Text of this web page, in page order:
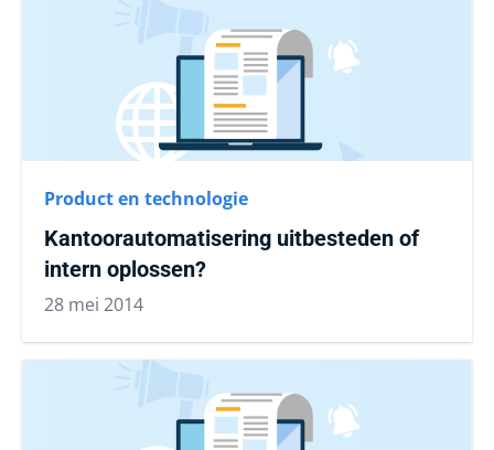
Product en technologie
Kantoorautomatisering uitbesteden of
intern oplossen?
28 mei 2014